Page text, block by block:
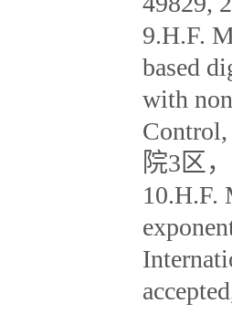
9.H.F.
based
with
院
10.H.F.